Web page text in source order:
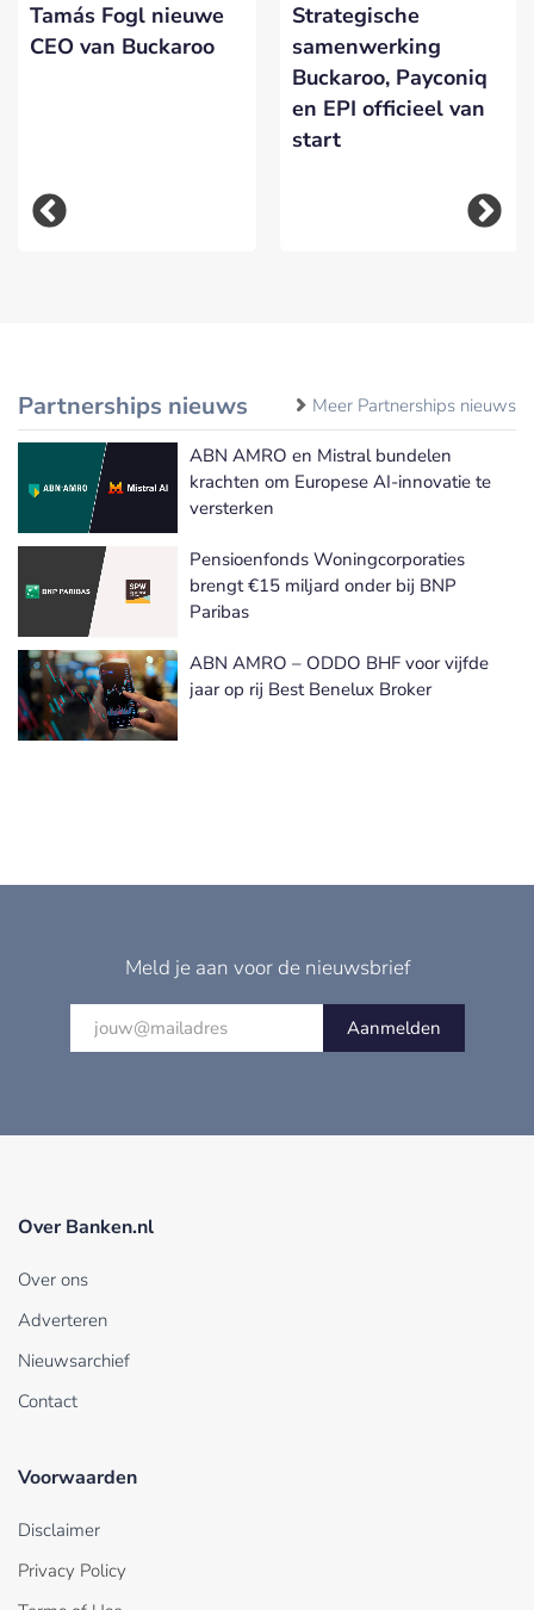
Tamás Fogl nieuwe
CEO van Buckaroo
Strategische
samenwerking
Buckaroo, Payconiq
en EPI officieel van
start
Partnerships nieuws Meer Partnerships nieuws
ABN AMRO en Mistral bundelen
krachten om Europese AI-innovatie te
versterken
Pensioenfonds Woningcorporaties
brengt €15 miljard onder bij BNP
Paribas
ABN AMRO – ODDO BHF voor vijfde
jaar op rij Best Benelux Broker
Meld je aan voor de nieuwsbrief
Aanmelden
Over Banken.nl
Over ons
Adverteren
Nieuwsarchief
Contact
Voorwaarden
Disclaimer
Privacy Policy